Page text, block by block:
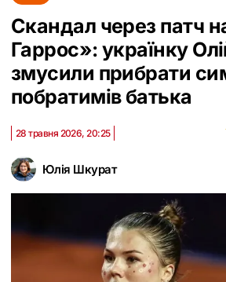
Скандал через патч
Гаррос»: українку
змусили прибрати
побратимів батька
Юлія Шкурат
28 травня 2026, 20:25